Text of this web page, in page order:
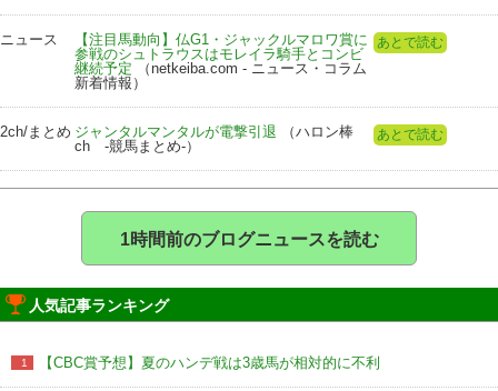
ニュース
【注目馬動向】仏G1・ジャックルマロワ賞に
参戦のシュトラウスはモレイラ騎手とコンビ
継続予定 （netkeiba.com - ニュース・コラム
新着情報）
あとで読む
2ch/まとめ ジャンタルマンタルが電撃引退 （ハロン棒
ch -競馬まとめ-）
あとで読む
1時間前のブログニュースを読む
人気記事ランキング
1 【CBC賞予想】夏のハンデ戦は3歳馬が相対的に不利